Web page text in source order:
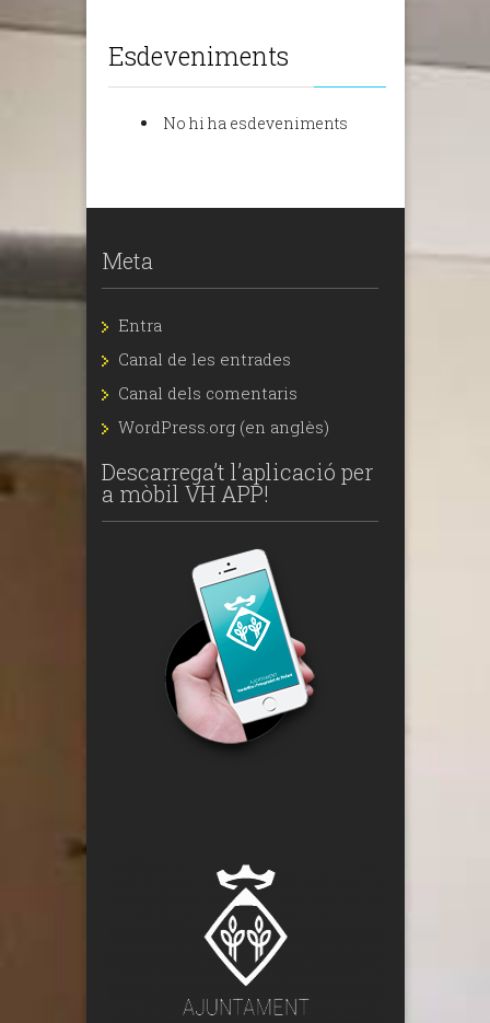
Esdeveniments
No hi ha esdeveniments
Meta
Entra
Canal de les entrades
Canal dels comentaris
WordPress.org (en anglès)
Descarrega’t l’aplicació per
a mòbil VH APP!